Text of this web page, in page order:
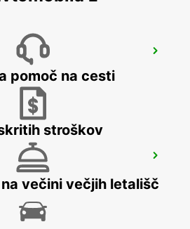
CITY
pomoč na cesti
stroškov
večini večjih letališč